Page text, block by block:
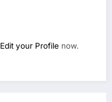
Edit your Profile now.